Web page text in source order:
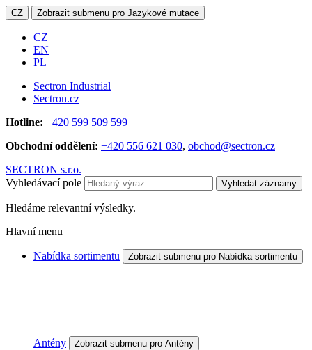
CZ Zobrazit submenu pro Jazykové mutace
CZ
EN
PL
Sectron Industrial
Sectron.cz
Hotline: +420 599 509 599
Obchodní oddělení: +420 556 621 030, obchod@sectron.cz
SECTRON s.r.o.
Vyhledávací pole
Vyhledat záznamy
Hledáme relevantní výsledky.
Hlavní menu
Nabídka sortimentu Zobrazit submenu pro Nabídka sortimentu
Antény Zobrazit submenu pro Antény